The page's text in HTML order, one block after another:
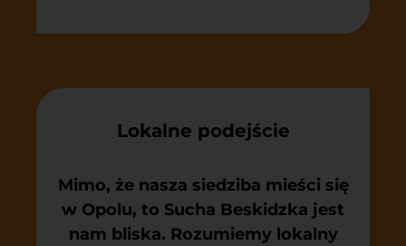
Lokalne podejście
Mimo, że nasza siedziba mieści się
w Opolu, to Sucha Beskidzka jest
nam bliska. Rozumiemy lokalny